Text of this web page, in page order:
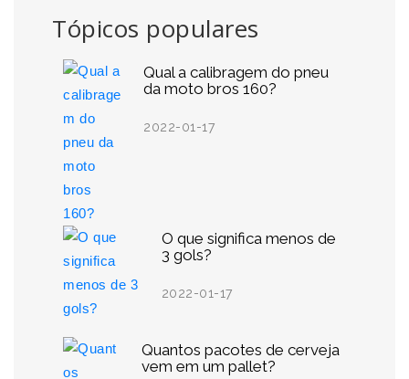
Tópicos populares
Qual a calibragem do pneu
da moto bros 160?
2022-01-17
O que significa menos de
3 gols?
2022-01-17
Quantos pacotes de cerveja
vem em um pallet?